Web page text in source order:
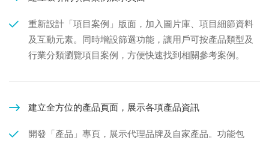
重新設計「項目案例」版面，加入圖片庫、項目細節資料
及互動元素。同時增設篩選功能，讓用戶可按產品類型及
行業分類瀏覽項目案例，方便快速找到相關參考案例。
建立全方位的產品頁面，展示各項產品資訊
開發「產品」專頁，展示代理品牌及自家產品。功能包